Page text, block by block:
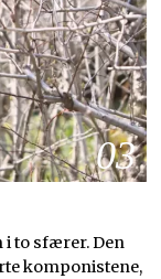
03
i to sfærer. Den
komponistene,